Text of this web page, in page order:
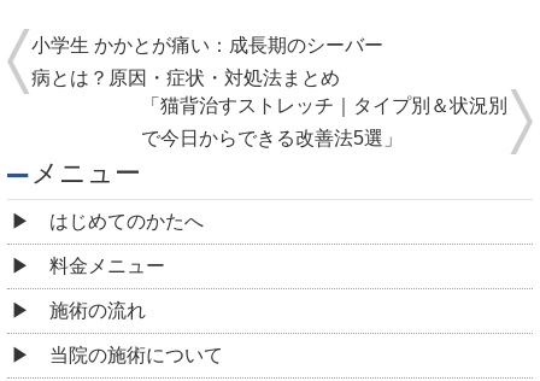
小学生 かかとが痛い：成長期のシーバー
病とは？原因・症状・対処法まとめ
「猫背治すストレッチ｜タイプ別＆状況別
で今日からできる改善法5選」
メニュー
はじめてのかたへ
料金メニュー
施術の流れ
当院の施術について